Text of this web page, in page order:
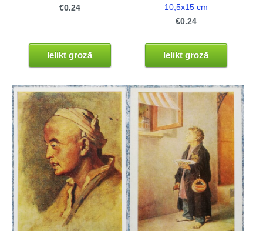
€0.24
Ielikt grozā
10,5x15 cm
€0.24
Ielikt grozā